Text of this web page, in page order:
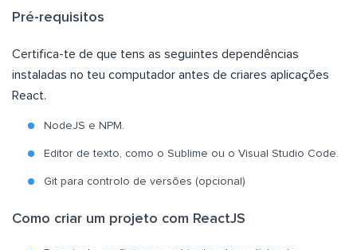
Pré-requisitos
Certifica-te de que tens as seguintes dependências
instaladas no teu computador antes de criares aplicações
React.
NodeJS e NPM.
Editor de texto, como o Sublime ou o Visual Studio Code.
Git para controlo de versões (opcional)
Como criar um projeto com ReactJS